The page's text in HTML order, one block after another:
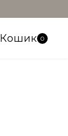
Кошик 0